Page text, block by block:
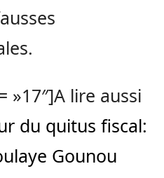
»17″]A lire aussi
du quitus fiscal:
Gounou